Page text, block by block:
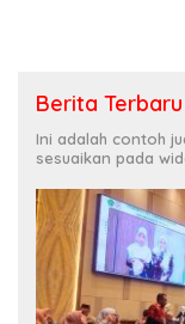
Berita Terbaru
Ini adalah contoh
sesuaikan pada